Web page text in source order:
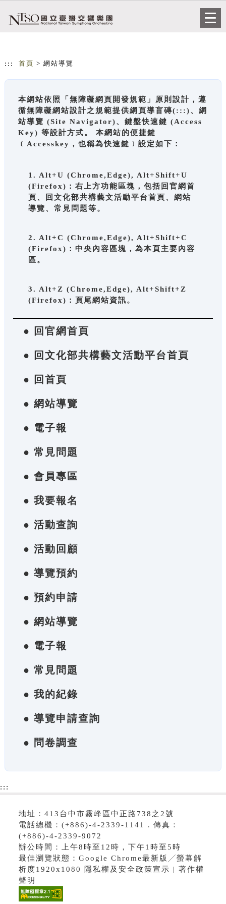
::: 首頁 > 網站導覽
本網站依照「無障礙網頁開發規範」原則設計，遵
循無障礙網站設計之規範提供網頁導盲磚(:::)、網
站導覽 (Site Navigator)、鍵盤快速鍵 (Access
Key) 等設計方式。 本網站的便捷鍵
﹝Accesskey，也稱為快速鍵﹞設定如下：
1. Alt+U (Chrome,Edge), Alt+Shift+U
(Firefox)：右上方功能區塊，包括回官網首
頁、回文化部共構藝文活動平台首頁、網站
導覽、常見問題等。
2. Alt+C (Chrome,Edge), Alt+Shift+C
(Firefox)：中央內容區塊，為本頁主要內容
區。
3. Alt+Z (Chrome,Edge), Alt+Shift+Z
(Firefox)：頁尾網站資訊。
● 回官網首頁
● 回文化部共構藝文活動平台首頁
● 回首頁
● 網站導覽
● 電子報
● 常見問題
● 會員專區
● 我要報名
● 活動查詢
● 活動回顧
● 導覽預約
● 預約申請
● 網站導覽
● 電子報
● 常見問題
● 我的紀錄
● 導覽申請查詢
● 問卷調查
:::
地址：413台中市霧峰區中正路738之2號
電話總機：(+886)-4-2339-1141．傳真：
(+886)-4-2339-9072
辦公時間：上午8時至12時，下午1時至5時
最佳瀏覽狀態：Google Chrome最新版╱螢幕解
析度1920x1080 隱私權及安全政策宣示 | 著作權
聲明